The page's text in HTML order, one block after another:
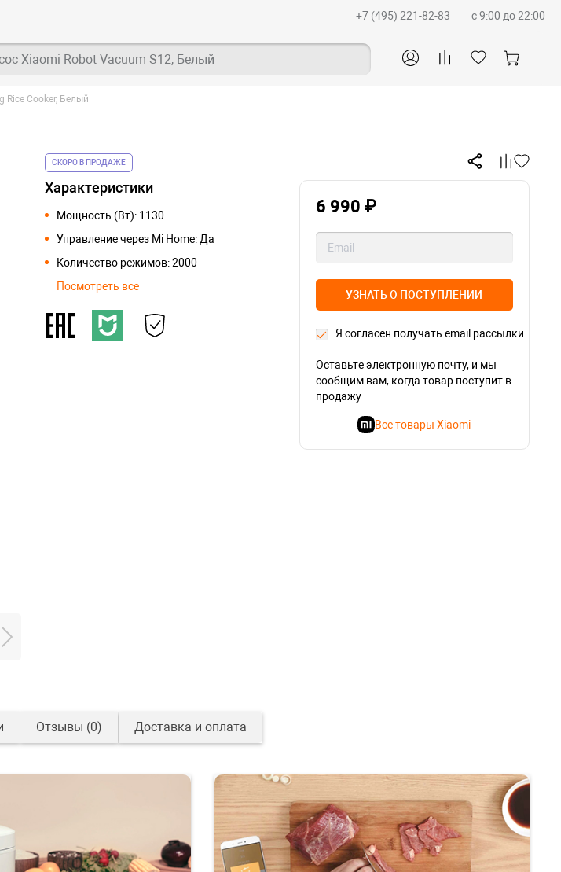
+7 (495) 221-82-83 c 9:00 до 22:00
Xiaomi Robot Vacuum S12, Белый
Rice Cooker, Белый
СКОРО В ПРОДАЖЕ
Характеристики
Мощность (Вт): 1130
Управление через Mi Home: Да
Количество режимов: 2000
Посмотреть все
6 990 ₽
УЗНАТЬ О ПОСТУПЛЕНИИ
Я согласен получать email рассылки
Оставьте электронную почту, и мы
сообщим вам, когда товар поступит в
продажу
Все товары Xiaomi
Отзывы (0) Доставка и оплата